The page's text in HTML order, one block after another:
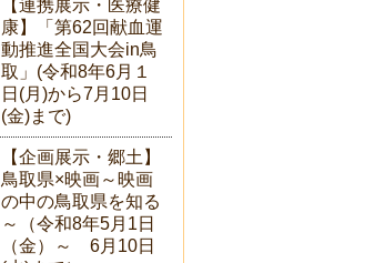
【連携展示・医療健
康】「第62回献血運
動推進全国大会in鳥
取」(令和8年6月１
日(月)から7月10日
(金)まで)
【企画展示・郷土】
鳥取県×映画～映画
の中の鳥取県を知る
～（令和8年5月1日
（金）～ 6月10日